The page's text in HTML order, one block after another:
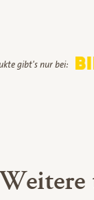
gibt's nur bei: